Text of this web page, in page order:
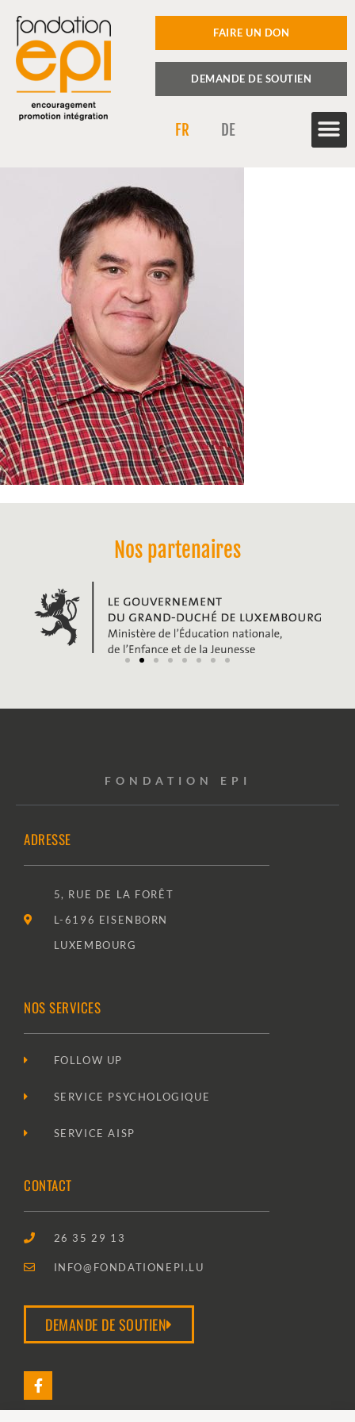
FAIRE UN DON
DEMANDE DE SOUTIEN
FR DE
Nos partenaires
FONDATION EPI
ADRESSE
5, RUE DE LA FORÊT
L-6196 EISENBORN
LUXEMBOURG
NOS SERVICES
FOLLOW UP
SERVICE PSYCHOLOGIQUE
SERVICE AISP
CONTACT
26 35 29 13
INFO@FONDATIONEPI.LU
DEMANDE DE SOUTIEN